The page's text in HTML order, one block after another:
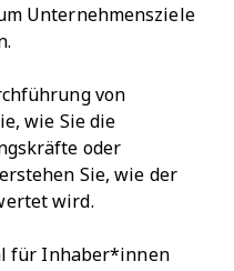
Unternehmensziele
von
wie Sie die
oder
Sie, wie der
wird.
für Inhaber*innen